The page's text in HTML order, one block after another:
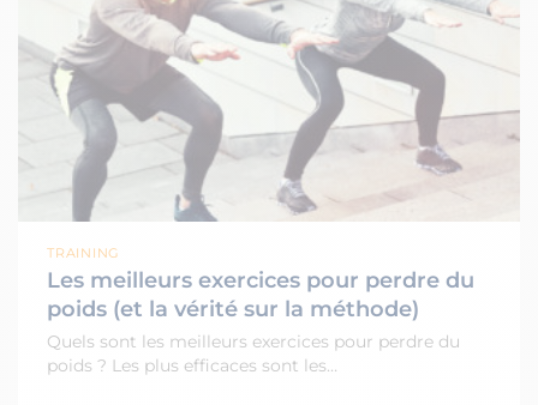
TRAINING
Les meilleurs exercices pour perdre du
poids (et la vérité sur la méthode)
Quels sont les meilleurs exercices pour perdre du
poids ? Les plus efficaces sont les…